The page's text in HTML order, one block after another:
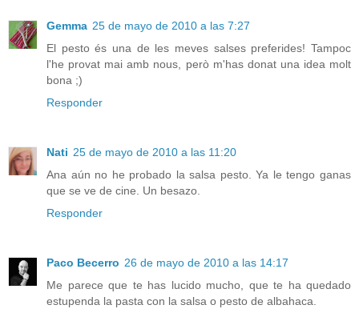
Gemma 25 de mayo de 2010 a las 7:27
El pesto és una de les meves salses preferides! Tampoc
l'he provat mai amb nous, però m'has donat una idea molt
bona ;)
Responder
Nati 25 de mayo de 2010 a las 11:20
Ana aún no he probado la salsa pesto. Ya le tengo ganas
que se ve de cine. Un besazo.
Responder
Paco Becerro 26 de mayo de 2010 a las 14:17
Me parece que te has lucido mucho, que te ha quedado
estupenda la pasta con la salsa o pesto de albahaca.